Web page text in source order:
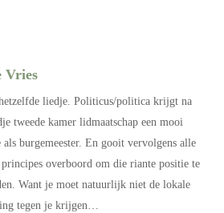
Vries
liedje. Politicus/politica krijgt na
tweede kamer lidmaatschap een mooi
als burgemeester. En gooit vervolgens alle
principes overboord om die riante positie te
Want je moet natuurlijk niet de lokale
tegen je krijgen…